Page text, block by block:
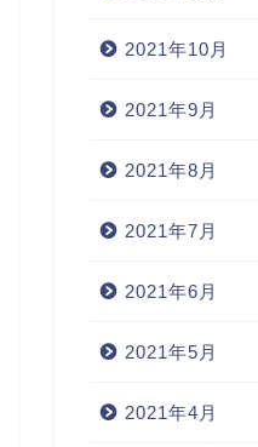
2021年10月
2021年9月
2021年8月
2021年7月
2021年6月
2021年5月
2021年4月